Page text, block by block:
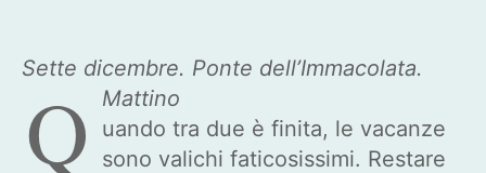
Sette dicembre. Ponte dell’Immacolata.
Mattino
Q
uando tra due è finita, le vacanze
sono valichi faticosissimi. Restare